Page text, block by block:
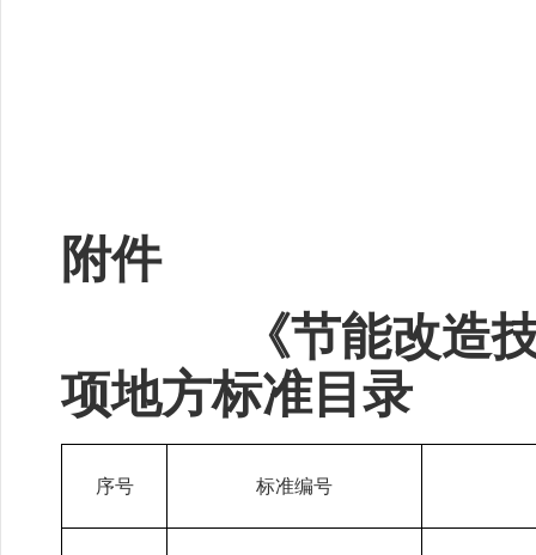
附件
《节能改造
项地方标准目录
序号 标准编号